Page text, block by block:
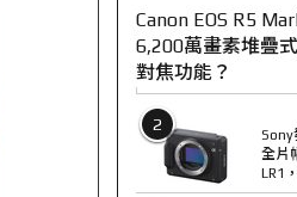
Canon EOS R5
6,200萬畫素堆疊
對焦功能？
2
Sony
全片
LR1